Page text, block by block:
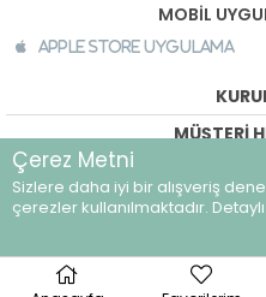
MOBİL
Apple Store Uygulama
MÜŞTERİ
©breeze.com.tr -
Çerez Metni
Sizlere daha iyi bir alışveriş
çerezler kullanılmaktadır.